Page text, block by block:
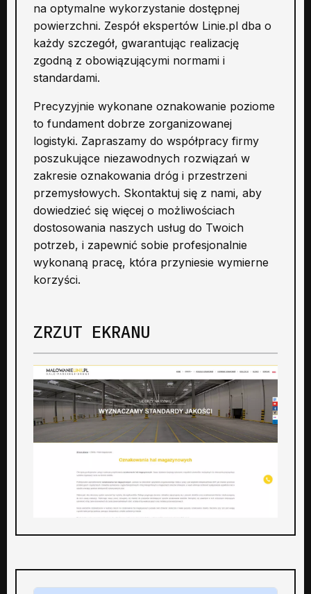
na optymalne wykorzystanie dostępnej
powierzchni. Zespół ekspertów Linie.pl dba o
każdy szczegół, gwarantując realizację
zgodną z obowiązującymi normami i
standardami.
Precyzyjnie wykonane oznakowanie poziome
to fundament dobrze zorganizowanej
logistyki. Zapraszamy do współpracy firmy
poszukujące niezawodnych rozwiązań w
zakresie oznakowania dróg i przestrzeni
przemysłowych. Skontaktuj się z nami, aby
dowiedzieć się więcej o możliwościach
dostosowania naszych usług do Twoich
potrzeb, i zapewnić sobie profesjonalnie
wykonaną pracę, która przyniesie wymierne
korzyści.
ZRZUT EKRANU